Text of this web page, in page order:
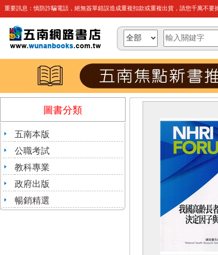
重要訊息：慎防詐騙電話，絕無簽單錯誤造成重複扣款或重複出貨，請您千萬不要
圖書分類
五南本版
公職考試
教科專業
政府出版
暢銷精選